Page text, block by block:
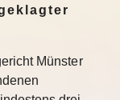
Münster